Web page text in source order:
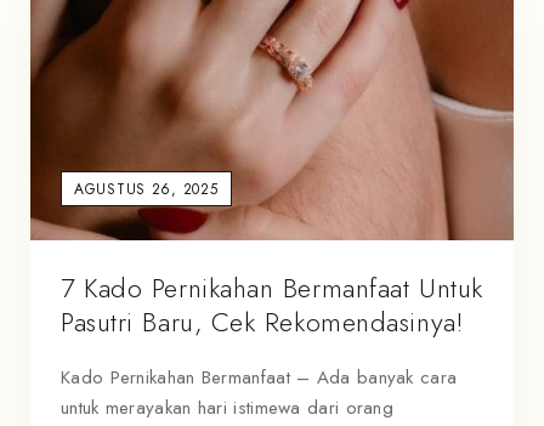
AGUSTUS 26, 2025
7 Kado Pernikahan Bermanfaat Untuk
Pasutri Baru, Cek Rekomendasinya!
Kado Pernikahan Bermanfaat – Ada banyak cara
untuk merayakan hari istimewa dari orang